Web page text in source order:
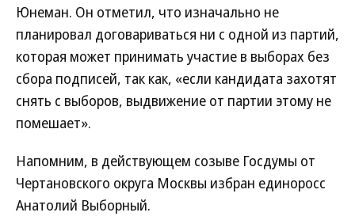
Юнеман. Он отметил, что изначально не
планировал договариваться ни с одной из партий,
которая может принимать участие в выборах без
сбора подписей, так как, «если кандидата захотят
снять с выборов, выдвижение от партии этому не
помешает».
Напомним, в действующем созыве Госдумы от
Чертановского округа Москвы избран единоросс
Анатолий Выборный.